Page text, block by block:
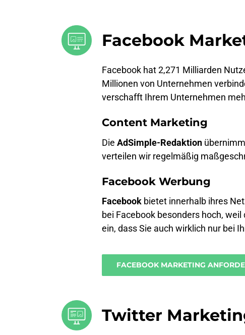
Facebook
Facebook hat 2,271 Milliarden
Millionen von Unternehmen
verschafft Ihrem Unternehmen
Content Marketing
Die AdSimple-Redaktion
verteilen wir regelmäßig
Facebook Werbung
Facebook bietet innerhalb ihres
bei Facebook besonders hoch,
ein, dass Sie auch wirklich nur bei
FACEBOOK MARKETING
Twitter